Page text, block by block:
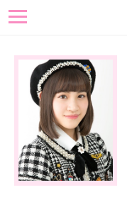
toggle
navigation